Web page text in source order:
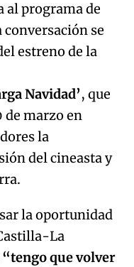
al programa de
conversación se
estreno de la
Navidad’, que
de marzo en
la
del cineasta y
la oportunidad
La
“tengo que volver